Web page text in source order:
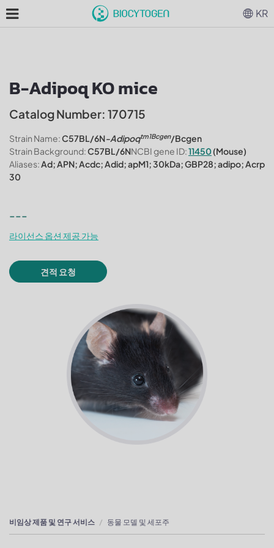
B-Adipoq KO mice
Catalog Number: 170715
Strain Name:C57BL/6N-Adipoqtm1Bcgen/Bcgen
Strain Background:C57BL/6NNCBI gene ID:11450(Mouse)
Aliases:Ad; APN; Acdc; Adid; apM1; 30kDa; GBP28; adipo; Acrp
30
---
라이선스 옵션 제공 가능
견적 요청
비임상 제품 및 연구 서비스 동물 모델 및 세포주
KR